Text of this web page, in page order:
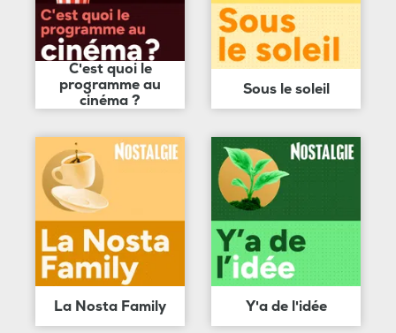
C'est quoi le
programme au
cinéma ?
Sous le soleil
La Nosta Family Y'a de l'idée